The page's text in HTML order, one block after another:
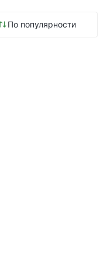
По популярности